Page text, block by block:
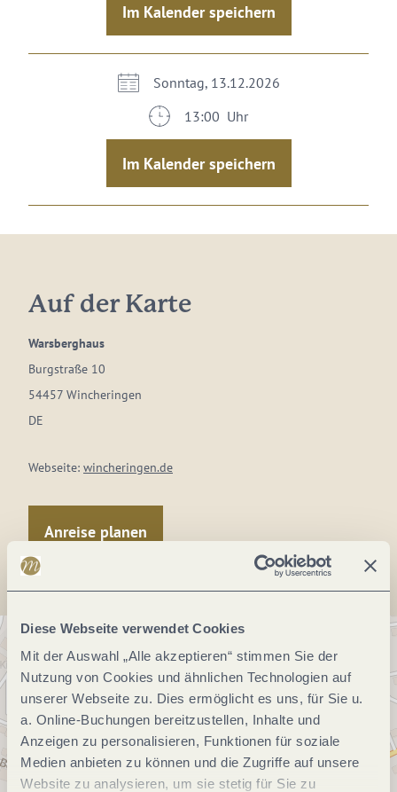
Diese Webseite verwendet Cookies
Mit der Auswahl „Alle akzeptieren“ stimmen Sie der
Nutzung von Cookies und ähnlichen Technologien auf
unserer Webseite zu. Dies ermöglicht es uns, für Sie u.
a. Online-Buchungen bereitzustellen, Inhalte und
Anzeigen zu personalisieren, Funktionen für soziale
Medien anbieten zu können und die Zugriffe auf unsere
Website zu analysieren, um sie stetig für Sie zu
Im Kalender speichern
Sonntag, 13.12.2026
13:00 Uhr
Im Kalender speichern
Auf der Karte
Warsberghaus
Burgstraße 10
54457 Wincheringen
DE
Webseite: wincheringen.de
Anreise planen